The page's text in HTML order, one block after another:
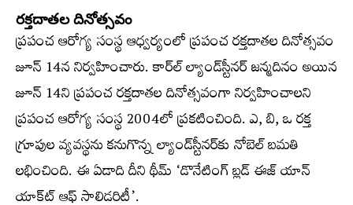
రక్తదాతల దినోత్సవం
ప్రపంచ ఆరోగ్య సంస్థ ఆధ్వర్యంలో ప్రపంచ రక్తదాతల దినోత్సవం
జూన్‌ 14న నిర్వహించారు. కార్ల్‍ ల్యాండ్‌స్టీనర్‌ జన్మదినం అయిన
జూన్‌ 14ని ప్రపంచ రక్తదాతల దినోత్సవంగా నిర్వహించాలని
ప్రపంచ ఆరోగ్య సంస్థ 2004లో ప్రకటించింది. ఎ, బి, ఒ రక్త
గ్రూపుల వ్యవస్థను కనుగొన్న ల్యాండ్‌స్టీనర్‌కు నోబెల్‌ బమతి
లభించింది. ఈ ఏడాది దీని థీమ్‌ ‘డొనేటింగ్‌ బ్లడ్‌ ఈజ్‌ యాన్‌